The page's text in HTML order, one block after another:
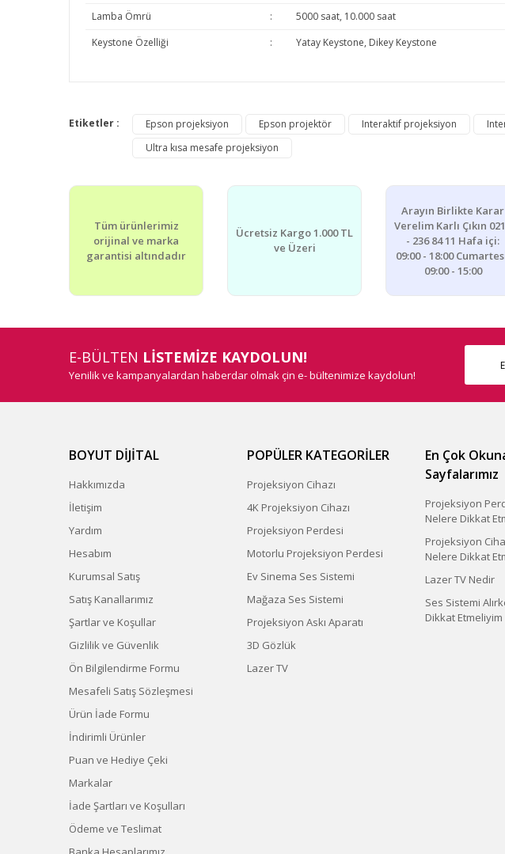
Lamba Ömrü
:
5000 saat, 10.000 saat
Keystone Özelliği
: Yatay Keystone, Dikey Keystone
Bu
Görüş ve önerileriniz için teşekkür ederiz.
Ürün fiyatı diğer sitelerden daha pahalı.
Bu ürüne benzer farklı alternatifler olmalı.
Etiketler : Epson projeksiyon Epson projektör Interaktif projeksiyon
Ultra kısa mesafe projeksiyon
Tüm ürünlerimiz
orijinal ve marka
garantisi altındadır
Ücretsiz Kargo 1.000 TL
ve Üzeri
Arayın Birlikte Karar
Verelim Karlı Çıkın
- 236 84 11 Hafa içi:
09:00 - 18:00
09:00 - 15:00
E-BÜLTEN LİSTEMİZE KAYDOLUN!
Yenilik ve kampanyalardan haberdar olmak çin e- bültenimize kaydolun!
BOYUT DİJİTAL
Hakkımızda
İletişim
Yardım
Hesabım
Kurumsal Satış
Satış Kanallarımız
Şartlar ve Koşullar
Gizlilik ve Güvenlik
Ön Bilgilendirme Formu
Mesafeli Satış Sözleşmesi
Ürün İade Formu
İndirimli Ürünler
Puan ve Hediye Çeki
Markalar
İade Şartları ve Koşulları
Ödeme ve Teslimat
POPÜLER KATEGORİLER
Projeksiyon Cihazı
4K Projeksiyon Cihazı
Projeksiyon Perdesi
Motorlu Projeksiyon Perdesi
Ev Sinema Ses Sistemi
Mağaza Ses Sistemi
Projeksiyon Askı Aparatı
3D Gözlük
Lazer TV
En Çok
Sayfalarımız
Projeksiyon
Nelere Dikkat
Projeksiyon
Nelere Dikkat
Lazer TV Nedir
Ses Sistemi
Dikkat Etmeliyim